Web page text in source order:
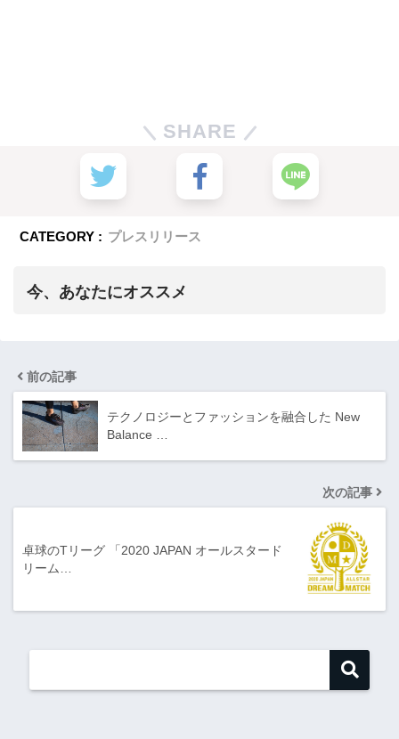
SHARE
CATEGORY : プレスリリース
今、あなたにオススメ
前の記事
テクノロジーとファッションを融合した New
Balance …
次の記事
卓球のTリーグ 「2020 JAPAN オールスタード
リーム…